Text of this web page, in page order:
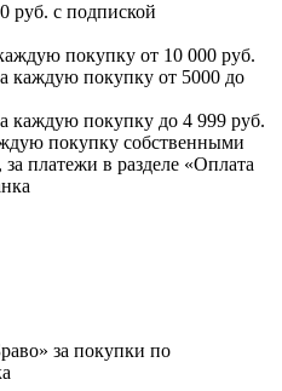
руб. с подпиской
покупку от 10 000 руб.
каждую покупку от 5000 до
каждую покупку до 4 999 руб.
покупку собственными
платежи в разделе «Оплата
за покупки по